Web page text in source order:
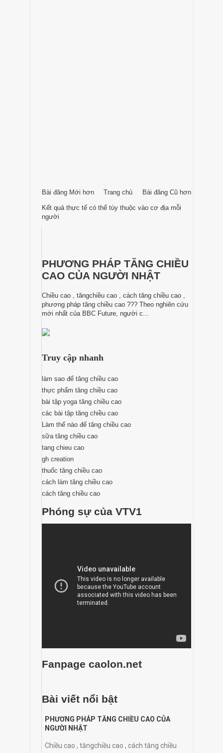
Bài đăng Mới hơn Bài đăng Cũ hơn
Trang chủ
Kết quả thực tế có thể tùy thuộc vào cơ địa mỗi
người
PHƯƠNG PHÁP TĂNG CHIỀU
CAO CỦA NGƯỜI NHẬT
Chiều cao , tăngchiều cao , cách tăng chiều cao ,
phương pháp tăng chiều cao ??? Theo nghiên cứu
mới nhất của BBC Future, người c...
Truy cập nhanh
làm sao để tăng chiều cao
thực phẩm tăng chiều cao
bài tập yoga tăng chiều cao
các bài tập tăng chiều cao
Làm thế nào để tăng chiều cao
sữa tăng chiều cao
tang chieu cao
gh creation
thuốc tăng chiều cao
cách làm tăng chiều cao
cách tăng chiều cao
Phóng sự của VTV1
Fanpage caolon.net
Bài viết nổi bật
PHƯƠNG PHÁP TĂNG CHIỀU CAO CỦA
NGƯỜI NHẬT
Chiều cao , tăngchiều cao , cách tăng chiều